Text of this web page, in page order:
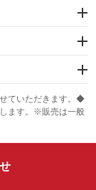
-20℃）
せていただきます。◆
ます。※販売は一般